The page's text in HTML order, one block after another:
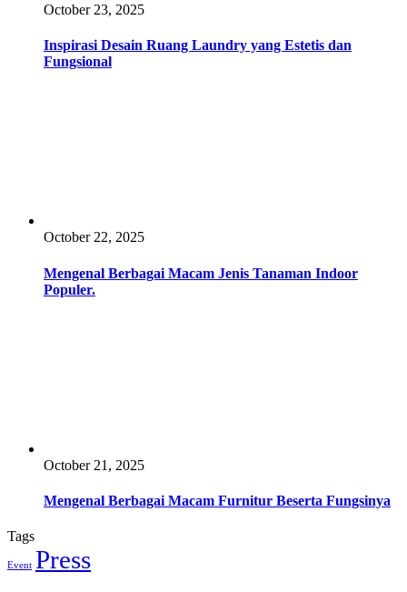
October 23, 2025
Inspirasi Desain Ruang Laundry yang Estetis dan
Fungsional
October 22, 2025
Mengenal Berbagai Macam Jenis Tanaman Indoor
Populer.
October 21, 2025
Mengenal Berbagai Macam Furnitur Beserta Fungsinya
Tags
Event Press